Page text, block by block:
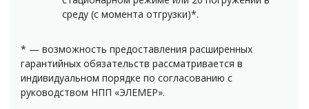
среду (с момента отгрузки)*.
* — возможность предоставления расширенных
гарантийных обязательств рассматривается в
индивидуальном порядке по согласованию с
руководством НПП «ЭЛЕМЕР».